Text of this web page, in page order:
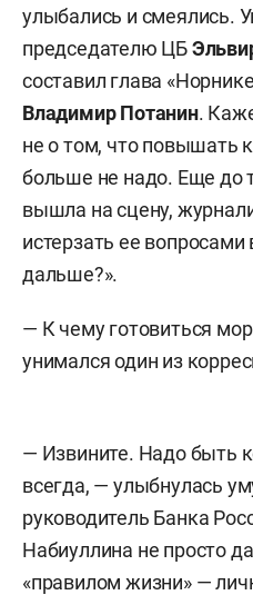
улыбались и смеялись.
председателю ЦБ
составил глава
Владимир Потанин.
не о том, что повышать
больше не надо. Еще до
вышла на сцену,
истерзать ее вопросами
дальше?».
— К чему готовиться
унимался один из
— Извините. Надо быть
всегда, — улыбнулась
руководитель Банка
Набиуллина не просто
«правилом жизни» —